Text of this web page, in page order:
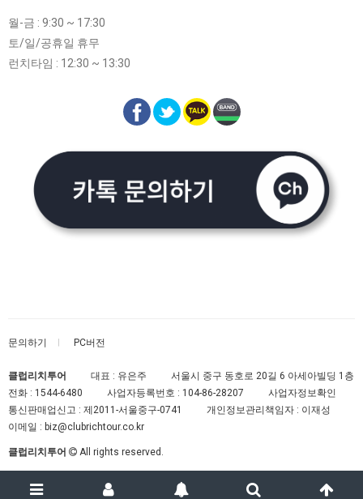
월-금 : 9:30 ~ 17:30
토/일/공휴일 휴무
런치타임 : 12:30 ~ 13:30
문의하기 PC버전
클럽리치투어 대표 : 유은주
서울시 중구 동호로 20길 6 아세아빌딩 1층
전화 : 1544-6480 사업자등록번호 : 104-86-28207
사업자정보확인
통신판매업신고 : 제2011-서울중구-0741
개인정보관리책임자 : 이재성
이메일 : biz@clubrichtour.co.kr
클럽리치투어 All rights reserved.